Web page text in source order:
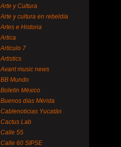
Arte y Cultura
Arte y cultura en rebeldía
Artes e Historia
Artica
Artículo 7
Artistics
Avant music news
BB Mundo
Boletín México
Buenos días Mérida
Cablenoticias Yucatán
Cactus Lab
Calle 55
Calle 60 SIPSE